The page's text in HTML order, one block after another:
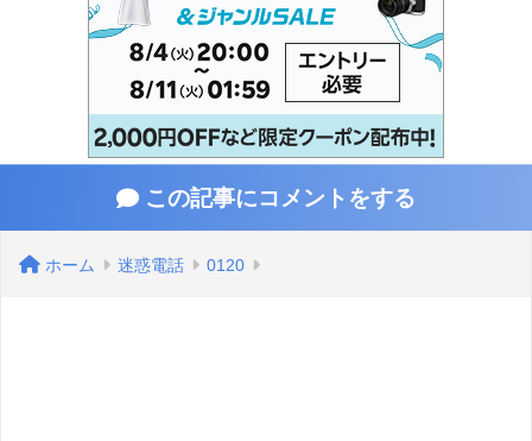
この記事にコメントをする
ホーム 迷惑電話 0120